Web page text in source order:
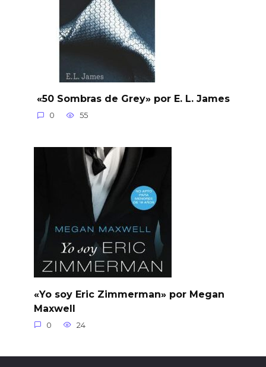
«50 Sombras de Grey» por E. L. James
0 55
«Yo soy Eric Zimmerman» por Megan
Maxwell
0 24